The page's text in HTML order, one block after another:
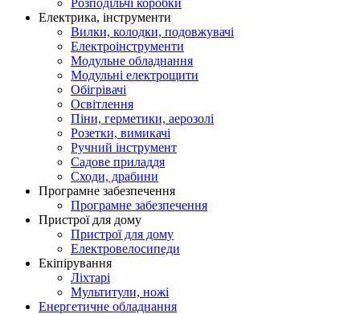
Електрика, інструменти
Вилки, колодки, подовжувачі
Електроінструменти
Модульне обладнання
Модульні електрощити
Обігрівачі
Освітлення
Піни, герметики, аерозолі
Розетки, вимикачі
Ручний інструмент
Садове приладдя
Сходи, драбини
Програмне забезпечення
Програмне забезпечення
Пристрої для дому
Пристрої для дому
Електровелосипеди
Екіпірування
Ліхтарі
Мультитули, ножі
Енергетичне обладнання